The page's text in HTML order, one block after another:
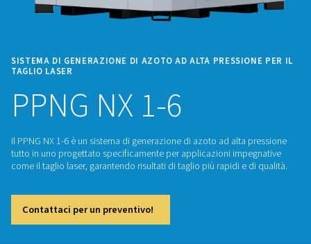
SISTEMA DI GENERAZIONE DI AZOTO AD ALTA
TAGLIO LASER
PPNG NX 1-6